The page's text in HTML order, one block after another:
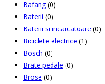
Bafang (0)
Baterii (0)
Baterii si incarcatoare (0)
Biciclete electrice (1)
Bosch (0)
Brate pedale (0)
Brose (0)